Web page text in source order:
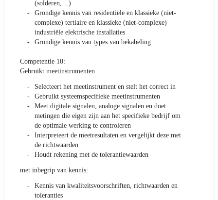
(solderen,…)
Grondige kennis van residentiële en klassieke (niet-
complexe) tertiaire en klassieke (niet-complexe)
industriële elektrische installaties
Grondige kennis van types van bekabeling
Competentie 10:
Gebruikt meetinstrumenten
Selecteert het meetinstrument en stelt het correct in
Gebruikt systeemspecifieke meetinstrumenten
Meet digitale signalen, analoge signalen en doet
metingen die eigen zijn aan het specifieke bedrijf om
de optimale werking te controleren
Interpreteert de meetresultaten en vergelijkt deze met
de richtwaarden
Houdt rekening met de tolerantiewaarden
met inbegrip van kennis:
Kennis van kwaliteitsvoorschriften, richtwaarden en
toleranties